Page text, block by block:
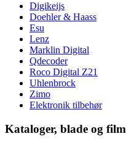
Digikeijs
Doehler & Haass
Esu
Lenz
Marklin Digital
Qdecoder
Roco Digital Z21
Uhlenbrock
Zimo
Elektronik tilbehør
Kataloger, blade og film